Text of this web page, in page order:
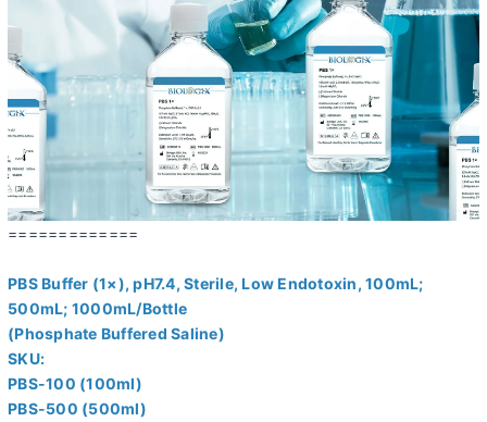
=============
PBS Buffer (1×), pH7.4, Sterile, Low Endotoxin, 100mL;
500mL; 1000mL/Bottle
(Phosphate Buffered Saline)
SKU:
PBS-100 (100ml)
PBS-500 (500ml)